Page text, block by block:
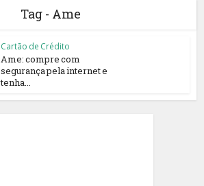
Tag - Ame
Cartão de Crédito
Ame: compre com
segurança pela internet e
tenha...